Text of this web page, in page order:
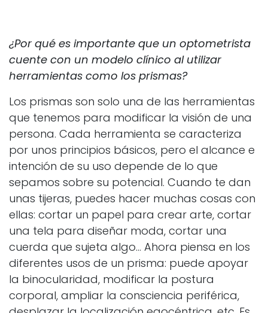
¿Por qué es importante que un optometrista
cuente con un modelo clínico al utilizar
herramientas como los prismas?
Los prismas son solo una de las herramientas
que tenemos para modificar la visión de una
persona. Cada herramienta se caracteriza
por unos principios básicos, pero el alcance e
intención de su uso depende de lo que
sepamos sobre su potencial. Cuando te dan
unas tijeras, puedes hacer muchas cosas con
ellas: cortar un papel para crear arte, cortar
una tela para diseñar moda, cortar una
cuerda que sujeta algo... Ahora piensa en los
diferentes usos de un prisma: puede apoyar
la binocularidad, modificar la postura
corporal, ampliar la consciencia periférica,